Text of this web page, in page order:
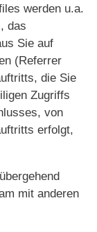
werden u.a.
das
Sie auf
(Referrer
die Sie
Zugriffs
von
erfolgt,
mit anderen